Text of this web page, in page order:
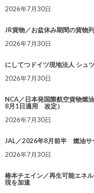
2026年7月30日
JR貨物／お盆休み期間の貨物
2026年7月30日
にしてつドイツ現地法人 シュ
2026年7月30日
NCA／日本発国際航空貨物燃
8月1日適用 改定）
2026年7月30日
JAL／2026年8月前半 燃油サ
2026年7月30日
椿本チエイン／再生可能エネ
現を加速